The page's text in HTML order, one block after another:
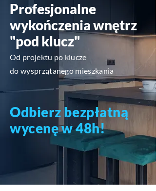
Profesjonalne
wykończenia wnętrz
"pod klucz"
Od projektu po klucze
do wysprzątanego mieszkania
Odbierz bezpłatną
wycenę w 48h!